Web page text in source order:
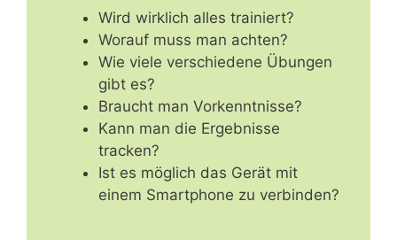
Wird wirklich alles trainiert?
Worauf muss man achten?
Wie viele verschiedene Übungen
gibt es?
Braucht man Vorkenntnisse?
Kann man die Ergebnisse
tracken?
Ist es möglich das Gerät mit
einem Smartphone zu verbinden?